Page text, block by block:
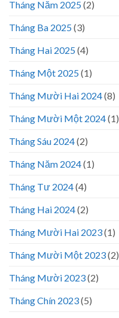
Tháng Năm 2025(2)
Tháng Ba 2025(3)
Tháng Hai 2025(4)
Tháng Một 2025(1)
Tháng Mười Hai 2024(8)
Tháng Mười Một 2024(1)
Tháng Sáu 2024(2)
Tháng Năm 2024(1)
Tháng Tư 2024(4)
Tháng Hai 2024(2)
Tháng Mười Hai 2023(1)
Tháng Mười Một 2023(2)
Tháng Mười 2023(2)
Tháng Chín 2023(5)